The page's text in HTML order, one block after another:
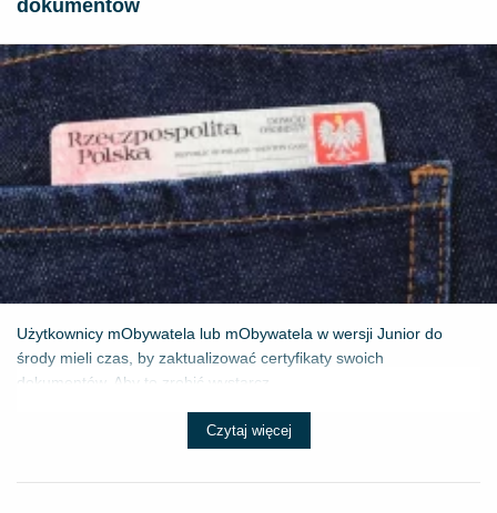
dokumentów
Użytkownicy mObywatela lub mObywatela w wersji Junior do
środy mieli czas, by zaktualizować certyfikaty swoich
dokumentów. Aby to zrobić wystarcz...
Czytaj więcej